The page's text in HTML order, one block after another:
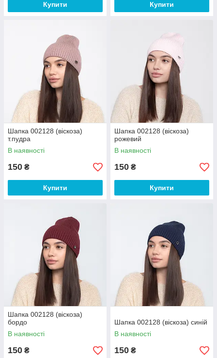
Купити Купити
Шапка 002128 (віскоза)
т.пудра
В наявності
150 ₴
Купити
Шапка 002128 (віскоза)
рожевий
В наявності
150 ₴
Купити
Шапка 002128 (віскоза)
бордо
В наявності
150 ₴
Шапка 002128 (віскоза) синій
В наявності
150 ₴